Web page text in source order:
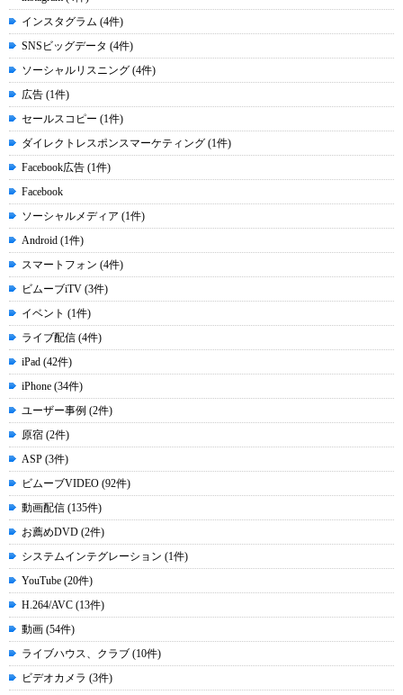
インスタグラム (4件)
SNSビッグデータ (4件)
ソーシャルリスニング (4件)
広告 (1件)
セールスコピー (1件)
ダイレクトレスポンスマーケティング (1件)
Facebook広告 (1件)
Facebook
ソーシャルメディア (1件)
Android (1件)
スマートフォン (4件)
ビムーブiTV (3件)
イベント (1件)
ライブ配信 (4件)
iPad (42件)
iPhone (34件)
ユーザー事例 (2件)
原宿 (2件)
ASP (3件)
ビムーブVIDEO (92件)
動画配信 (135件)
お薦めDVD (2件)
システムインテグレーション (1件)
YouTube (20件)
H.264/AVC (13件)
動画 (54件)
ライブハウス、クラブ (10件)
ビデオカメラ (3件)